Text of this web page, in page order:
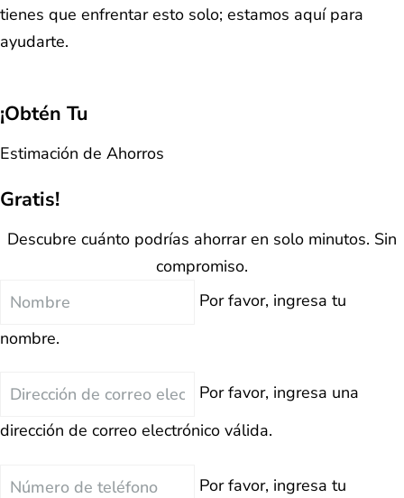
tienes que enfrentar esto solo; estamos aquí para
ayudarte.
¡Obtén Tu
Estimación de Ahorros
Gratis!
Descubre cuánto podrías ahorrar en solo minutos. Sin
compromiso.
Nombre
Por favor, ingresa tu
nombre.
Correo
Por favor, ingresa una
dirección de correo electrónico válida.
Teléfono
Por favor, ingresa tu